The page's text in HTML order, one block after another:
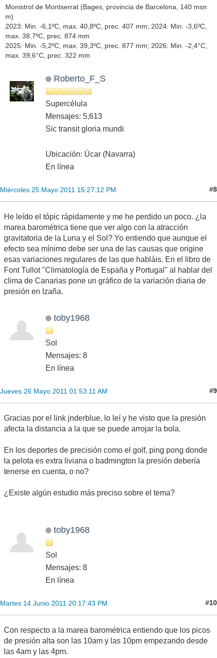
Monistrol de Montserrat (Bages, provincia de Barcelona, 140 msn
m)
2023: Min. -6,1ºC, max. 40,8ºC, prec. 407 mm; 2024: Min. -3,6ºC,
max. 38,7ºC, prec. 874 mm
2025: Min. -5,2ºC, max. 39,3ºC, prec. 877 mm; 2026: Min. -2,4°C,
max. 39,6°C, prec. 322 mm
Roberto_F_S
Supercélula
Mensajes: 5,613
Sic transit gloria mundi
Ubicación: Úcar (Navarra)
En línea
Miércoles 25 Mayo 2011 15:27:12 PM #8
He leído el tópic rápidamente y me he perdido un poco. ¿la
marea barométrica tiene que ver algo con la atracción
gravitatoria de la Luna y el Sol? Yo entiendo que aunque el
efecto sea mínimo debe ser una de las causas que origine
esas variaciones regulares de las que habláis. En el libro de
Font Tullot "Climatología de España y Portugal" al hablar del
clima de Canarias pone un gráfico de la variación diaria de
presión en Izaña.
toby1968
Sol
Mensajes: 8
En línea
Jueves 26 Mayo 2011 01:53:11 AM #9
Gracias por el link jnderblue, lo leí y he visto que la presión
afecta la distancia a la que se puede arrojar la bola.
En los deportes de precisión como el golf, ping pong donde
la pelota es extra liviana o badmington la presión debería
tenerse en cuenta, o no?
¿Existe algún estudio más preciso sobre el tema?
toby1968
Sol
Mensajes: 8
En línea
Martes 14 Junio 2011 20:17:43 PM #10
Con respecto a la marea barométrica entiendo que los picos
de presión alta son las 10am y las 10pm empezando desde
las 4am y las 4pm.